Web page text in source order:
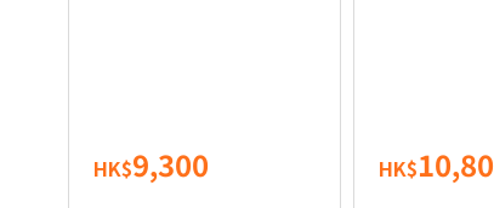
HK$9,300 HK$